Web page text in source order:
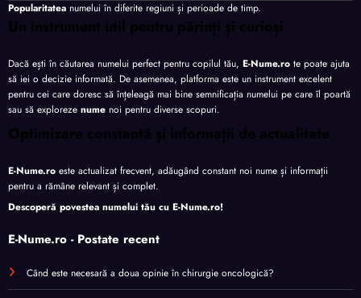
Popularitatea numelui în diferite regiuni și perioade de timp.
Un instrument util pentru părinți și curioși
Dacă ești în căutarea numelui perfect pentru copilul tău, E-Nume.ro te poate ajuta
să iei o decizie informată. De asemenea, platforma este un instrument excelent
pentru cei care doresc să înțeleagă mai bine semnificația numelui pe care îl poartă
sau să exploreze nume noi pentru diverse scopuri.
Optimizare constantă și informații de actualitate
E-Nume.ro este actualizat frecvent, adăugând constant noi nume și informații
pentru a rămâne relevant și complet.
Descoperă povestea numelui tău cu E-Nume.ro!
E-Nume.ro - Postate recent
Când este necesară a doua opinie în chirurgie oncologică?